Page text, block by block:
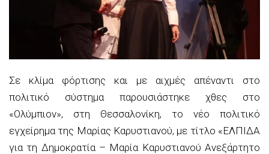
Σε κλίμα φόρτισης και με αιχμές απέναντι στο
πολιτικό σύστημα παρουσιάστηκε χθες στο
«Ολύμπιον», στη Θεσσαλονίκη, το νέο πολιτικό
εγχείρημα της Μαρίας Καρυστιανού, με τίτλο «ΕΛΠΙΔΑ
για τη Δημοκρατία – Μαρία Καρυστιανού Ανεξάρτητο